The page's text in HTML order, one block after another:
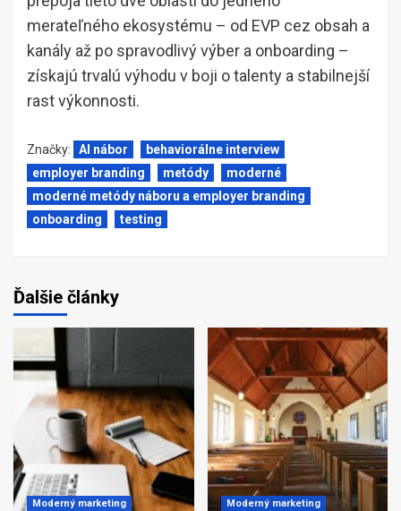
merateľného ekosystému – od EVP cez obsah a
kanály až po spravodlivý výber a onboarding –
získajú trvalú výhodu v boji o talenty a stabilnejší
rast výkonnosti.
Značky: AI nábor
behaviorálne interview
employer branding
metódy
moderné
moderné metódy náboru a employer branding
onboarding
testing
Ďalšie články
Moderný marketing Moderný marketing